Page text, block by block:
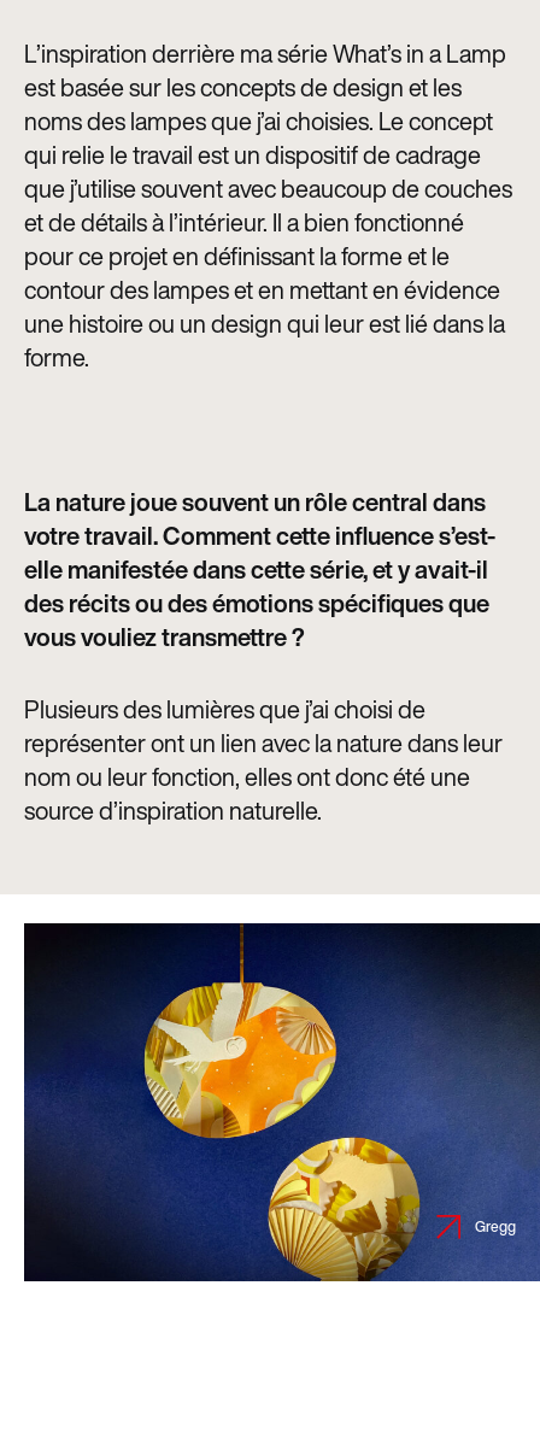
L’inspiration derrière ma série What’s in a Lamp
est basée sur les concepts de design et les
noms des lampes que j’ai choisies. Le concept
qui relie le travail est un dispositif de cadrage
que j’utilise souvent avec beaucoup de couches
et de détails à l’intérieur. Il a bien fonctionné
pour ce projet en définissant la forme et le
contour des lampes et en mettant en évidence
une histoire ou un design qui leur est lié dans la
forme.
La nature joue souvent un rôle central dans
votre travail. Comment cette influence s’est-
elle manifestée dans cette série, et y avait-il
des récits ou des émotions spécifiques que
vous vouliez transmettre ?
Plusieurs des lumières que j’ai choisi de
représenter ont un lien avec la nature dans leur
nom ou leur fonction, elles ont donc été une
source d’inspiration naturelle.
Gregg